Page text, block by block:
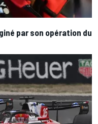
par son opération du